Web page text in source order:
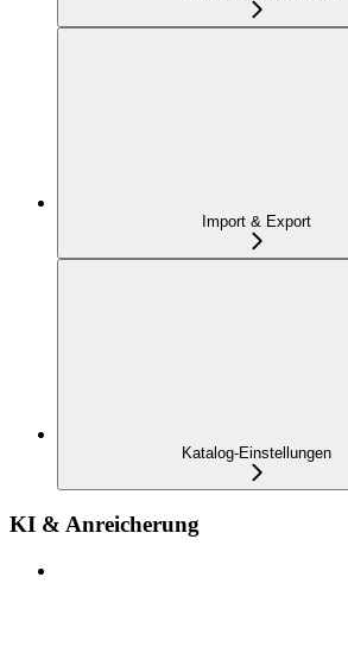
Import & Export
Katalog-Einstellungen
KI & Anreicherung